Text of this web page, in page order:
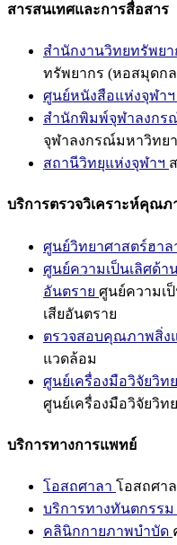
สารสนเทศและการสื่อสาร
สำนักงานวิทยทรัพย
ทรัพยากร (หอสมุดกล
ศูนย์หนังสือแห่งจุฬาฯ
สำนักพิมพ์จุฬาลงกร
จุฬาลงกรณ์มหาวิทย
สถานีวิทยุแห่งจุฬาฯ
บริการตรวจวิเคราะห์คุณภ
ศูนย์วิทยาศาสตร์ฮาล
ศูนย์ความเป็นเลิศด้า
อันตราย ศูนย์ความเ
เสียอันตราย
ตรวจสอบคุณภาพสิ่ง
แวดล้อม
ศูนย์เครื่องมือวิจัยวิท
ศูนย์เครื่องมือวิจัยวิท
บริการทางการแพทย์
โอสถศาลา โอสถศา
บริการทางทันตกรรม
คลินิกกายภาพบำบัด